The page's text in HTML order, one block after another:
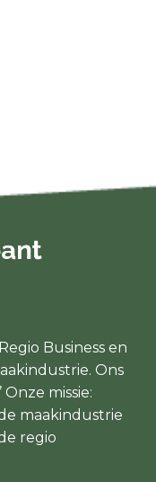
Business en
Ons
missie:
maakindustrie
regio